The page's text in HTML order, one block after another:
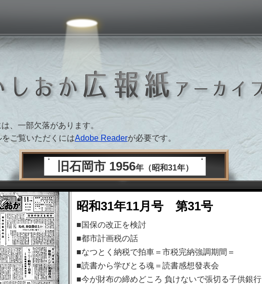
、一部欠落があります。
ご覧いただくにはAdobe Readerが必要です。
旧石岡市 1956年（昭和31年）
昭和31年11月号 第31号
■国保の改正を検討
■都市計画税の話
■なつとく納税で拍車＝市税完納強調期間＝
■読書から学びとる魂＝読書感想發表会
■今が財布の締めどころ 負けないで張切る子供銀行